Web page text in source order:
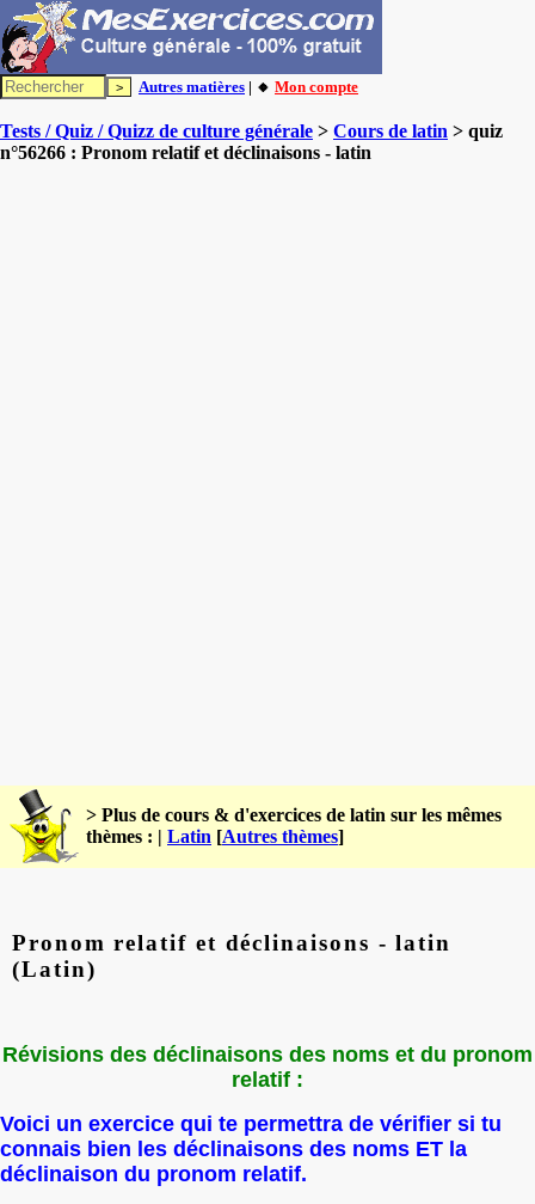
Autres matières | 🔸 Mon compte
Tests / Quiz / Quizz de culture générale > Cours de latin > quiz
n°56266 : Pronom relatif et déclinaisons - latin
> Plus de cours & d'exercices de latin sur les mêmes
thèmes : | Latin [Autres thèmes]
Pronom relatif et déclinaisons - latin
(Latin)
Révisions des déclinaisons des noms et du pronom
relatif :
Voici un exercice qui te permettra de vérifier si tu
connais bien les déclinaisons des noms ET la
déclinaison du pronom relatif.